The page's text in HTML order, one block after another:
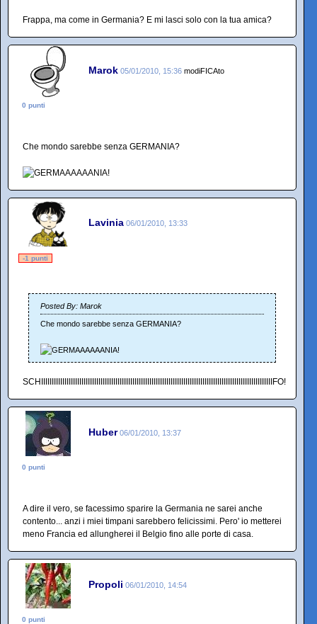
Frappa, ma come in Germania? E mi lasci solo con la tua amica?
Marok 05/01/2010, 15:36 modiFICAto
0 punti
Che mondo sarebbe senza GERMANIA?
Lavinia 06/01/2010, 13:33
-1 punti
Posted By: Marok
Che mondo sarebbe senza GERMANIA?
SCHIIIIIIIIIIIIIIIIIIIIIIIIIIIIIIIIIIIIIIIIIIIIIIIIIIIIIIIIIIIIIIIIIIIIIIIIIIIIIIIIIIIIIIIIIIIIIIIIIIIIIIIIIIIIIFO!
Huber 06/01/2010, 13:37
0 punti
A dire il vero, se facessimo sparire la Germania ne sarei anche
contento... anzi i miei timpani sarebbero felicissimi. Pero' io metterei
meno Francia ed allungherei il Belgio fino alle porte di casa.
Propoli 06/01/2010, 14:54
0 punti